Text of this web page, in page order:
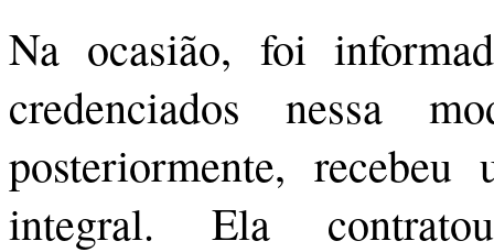
Na ocasião, foi
credenciados nessa
posteriormente,
integral. Ela